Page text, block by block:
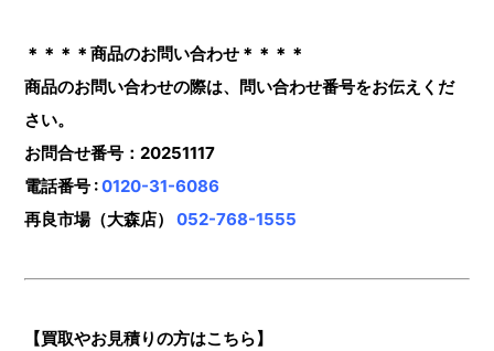
＊＊＊＊商品のお問い合わせ＊＊＊＊
商品のお問い合わせの際は、問い合わせ番号をお伝えくだ
さい。
お問合せ番号：20251117
電話番号 :0120-31-6086
再良市場（大森店）052-768-1555
【買取やお見積りの方はこちら】